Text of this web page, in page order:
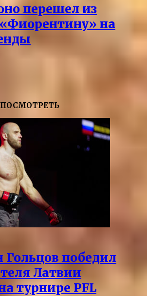
перешел из
на
Гольцов победил
Латвии
турнире PFL